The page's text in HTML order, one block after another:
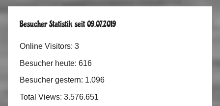
Besucher Statistik seit 09.07.2019
Online Visitors: 3
Besucher heute: 616
Besucher gestern: 1.096
Total Views: 3.576.651